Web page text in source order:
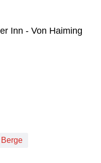
Inn - Von Haiming
Berge